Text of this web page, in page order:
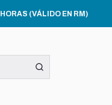
(VÁLIDO EN RM)
XG 42 Unidades
Pañales